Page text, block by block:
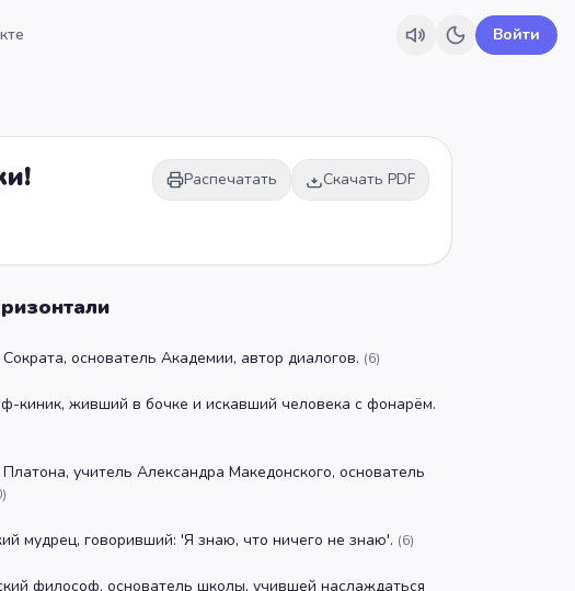
Войти
Распечатать Скачать PDF
основатель Академии, автор диалогов. (6)
киник, живший в бочке и искавший человека с фонарём.
учитель Александра Македонского, основатель
)
мудрец, говоривший: 'Я знаю, что ничего не знаю'. (6)
философ, основатель школы, учившей наслаждаться